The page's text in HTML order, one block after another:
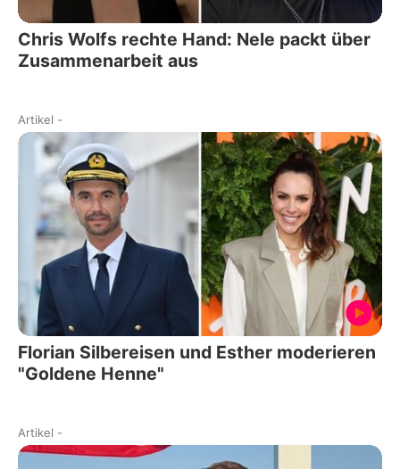
Chris Wolfs rechte Hand: Nele packt über
Zusammenarbeit aus
Artikel -
Florian Silbereisen und Esther moderieren
"Goldene Henne"
Artikel -